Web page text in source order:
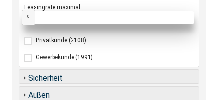
Leasingrate maximal
0
Privatkunde (2108)
Gewerbekunde (1991)
Sicherheit
Außen